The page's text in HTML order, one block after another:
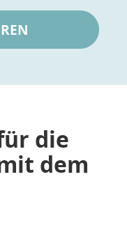
die
dem